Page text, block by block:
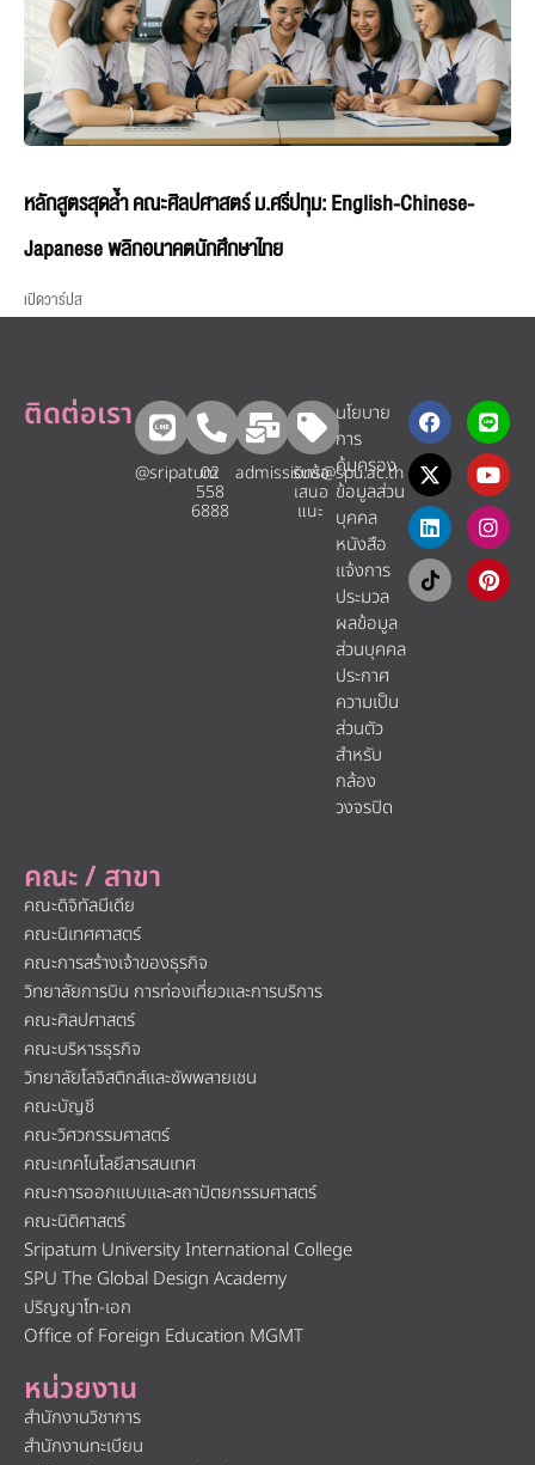
หลักสูตรสุดล้ำ คณะศิลปศาสตร์ ม.ศรีปทุม: English-Chinese-
Japanese พลิกอนาคตนักศึกษาไทย
เปิดวาร์ปส
คณะ / สาขา
คณะดิจิทัลมีเดีย
คณะนิเทศศาสตร์
คณะการสร้างเจ้าของธุรกิจ
วิทยาลัยการบิน การท่องเที่ยวและการบริการ
คณะศิลปศาสตร์
คณะบริหารธุรกิจ
วิทยาลัยโลจิสติกส์และซัพพลายเชน
คณะบัญชี
คณะวิศวกรรมศาสตร์
คณะเทคโนโลยีสารสนเทศ
คณะการออกแบบและสถาปัตยกรรมศาสตร์
คณะนิติศาสตร์
Sripatum University International College
SPU The Global Design Academy
ปริญญาโท-เอก
Office of Foreign Education MGMT
หน่วยงาน
สำนักงานวิชาการ
สำนักงานทะเบียน
ติดต่อเรา
@sripatum
02
558
6888
admissions@spu.ac.th
รับข้อ
เสนอ
แนะ​
นโยบาย
การ
คุ้มครอง
ข้อมูลส่วน
บุคคล
หนังสือ
แจ้งการ
ประมวล
ผลข้อมูล
ส่วนบุคคล
ประกาศ
ความเป็น
ส่วนตัว
สำหรับ
กล้อง
วงจรปิด